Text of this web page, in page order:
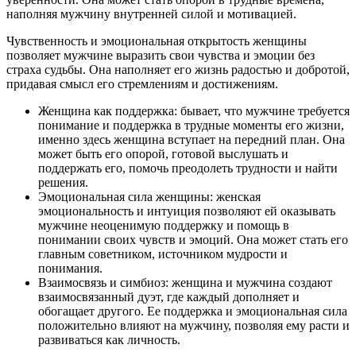
наполняя мужчину внутренней силой и мотивацией.
Чувственность и эмоциональная открытость женщины
позволяет мужчине выразить свои чувства и эмоции без
страха судьбы. Она наполняет его жизнь радостью и добротой,
придавая смысл его стремлениям и достижениям.
Женщина как поддержка: бывает, что мужчине требуется
понимание и поддержка в трудные моменты его жизни,
именно здесь женщина вступает на передний план. Она
может быть его опорой, готовой выслушать и
поддержать его, помочь преодолеть трудности и найти
решения.
Эмоциональная сила женщины: женская
эмоциональность и интуиция позволяют ей оказывать
мужчине неоценимую поддержку и помощь в
понимании своих чувств и эмоций. Она может стать его
главным советником, источником мудрости и
понимания.
Взаимосвязь и симбиоз: женщина и мужчина создают
взаимосвязанный дуэт, где каждый дополняет и
обогащает другого. Ее поддержка и эмоциональная сила
положительно влияют на мужчину, позволяя ему расти и
развиваться как личность.